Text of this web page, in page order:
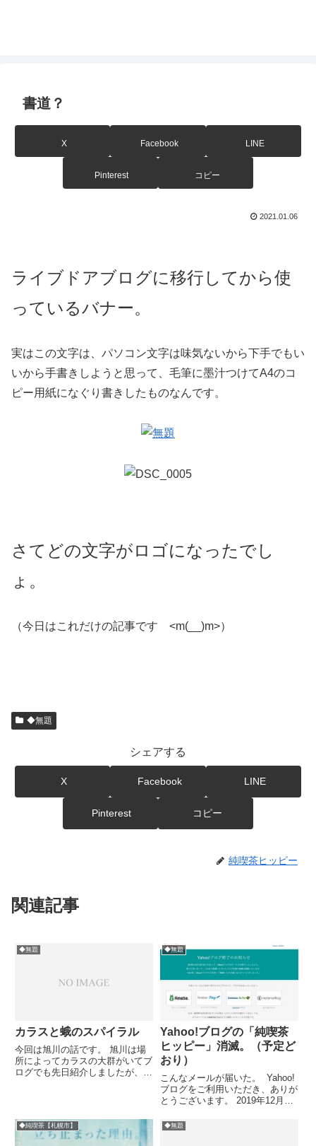
書道？
X Facebook LINE
Pinterest コピー
2021.01.06
ライブドアブログに移行してから使
っているバナー。
実はこの文字は、パソコン文字は味気ないから下手でもい
いから手書きしようと思って、毛筆に墨汁つけてA4のコ
ピー用紙になぐり書きしたものなんです。
さてどの文字がロゴになったでし
ょ。
（今日はこれだけの記事です <m(__)m>）
◆無題
シェアする
X Facebook LINE
Pinterest コピー
純喫茶ヒッピー
関連記事
◆無題
カラスと蛾のスパイラル
今回は旭川の話です。 旭川は場
所によってカラスの大群がいてブ
ログでも先日紹介しましたが、今
かい蛾で、繁華街などで蛍光灯周
辺などを乱舞しているからたま
り...
◆無題
Yahoo!ブログの「純喫茶
ヒッピー」消滅。（予定ど
おり）
こんなメールが届いた。 Yahoo!
ブログをご利用いただき、ありが
とうございます。 2019年12月15
のサービスを終了いたしました。
◆純喫茶【札幌市】 ◆無題